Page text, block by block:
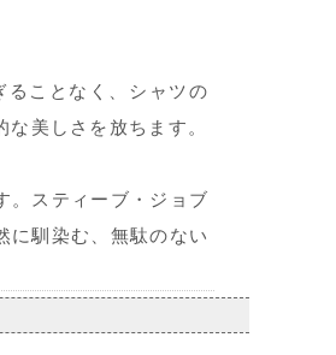
ことなく、シャツの
美しさを放ちます。
。スティーブ・ジョブ
に馴染む、無駄のない